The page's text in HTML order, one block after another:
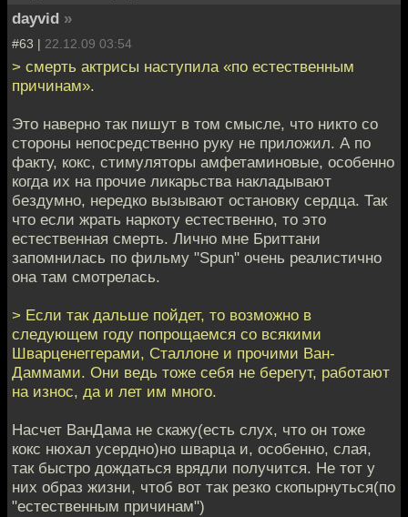
dayvid »
#63 | 22.12.09 03:54
> смерть актрисы наступила «по естественным
причинам».
Это наверно так пишут в том смысле, что никто со
стороны непосредственно руку не приложил. А по
факту, кокс, стимуляторы амфетаминовые, особенно
когда их на прочие ликарьства накладывают
бездумно, нередко вызывают остановку сердца. Так
что если жрать наркоту естественно, то это
естественная смерть. Лично мне Бриттани
запомнилась по фильму "Spun" очень реалистично
она там смотрелась.
> Если так дальше пойдет, то возможно в
следующем году попрощаемся со всякими
Шварценеггерами, Сталлоне и прочими Ван-
Даммами. Они ведь тоже себя не берегут, работают
на износ, да и лет им много.
Насчет ВанДама не скажу(есть слух, что он тоже
кокс нюхал усердно)но шварца и, особенно, слая,
так быстро дождаться врядли получится. Не тот у
них образ жизни, чтоб вот так резко скопырнуться(по
"естественным причинам")